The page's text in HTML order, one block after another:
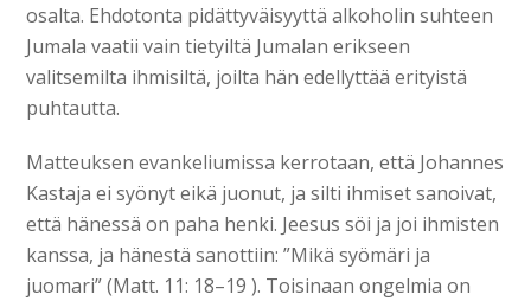
osalta. Ehdotonta pidättyväisyyttä alkoholin suhteen
Jumala vaatii vain tietyiltä Jumalan erikseen
valitsemilta ihmisiltä, joilta hän edellyttää erityistä
puhtautta.
Matteuksen evankeliumissa kerrotaan, että Johannes
Kastaja ei syönyt eikä juonut, ja silti ihmiset sanoivat,
että hänessä on paha henki. Jeesus söi ja joi ihmisten
kanssa, ja hänestä sanottiin: ”Mikä syömäri ja
juomari” (Matt. 11: 18–19 ). Toisinaan ongelmia on